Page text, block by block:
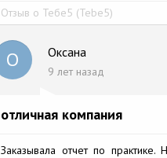
Отзыв о Тебе5 (Tebe5)
О Оксана
9 лет назад
отличная компания
Заказывала отчет по